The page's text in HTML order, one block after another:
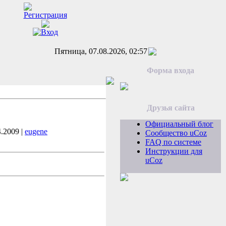
Пятница, 07.08.2026, 02:57
| eugene
Форма входа
Друзья сайта
Официальный блог
Сообщество uCoz
FAQ по системе
Инструкции для
uCoz